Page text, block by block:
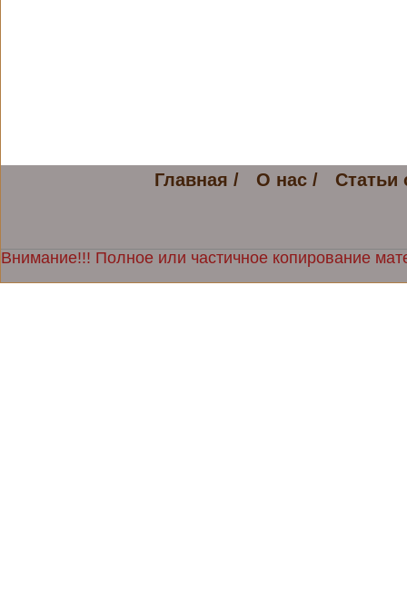
Главная / О нас / Статьи
Внимание!!! Полное или частичное копирование